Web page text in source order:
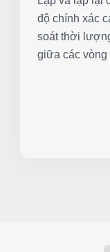
độ chính xác
soát thời
giữa các vòng